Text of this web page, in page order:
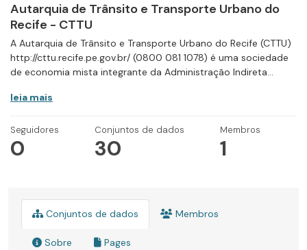
Autarquia de Trânsito e Transporte Urbano do
Recife - CTTU
A Autarquia de Trânsito e Transporte Urbano do Recife (CTTU)
http://cttu.recife.pe.gov.br/ (0800 081 1078) é uma sociedade
de economia mista integrante da Administração Indireta...
leia mais
Seguidores
0
Conjuntos de dados
30
Membros
1
Conjuntos de dados Membros
Sobre Pages